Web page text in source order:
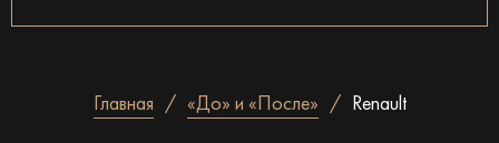
Главная «До» и «После» Renault